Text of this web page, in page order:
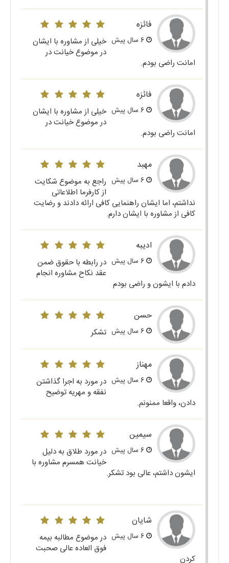
فائزه
خیلی از مشاوره با ایشان
در موضوع خیانت در
امانت راضی بودم.
فائزه
خیلی از مشاوره با ایشان
در موضوع خیانت در
امانت راضی بودم.
مهبد
راجع به موضوع شکایت
از کارفرما اطلاعاتی
نداشتم، اما ایشان راهنمایی کافی ارائه دادند و رضایت
کافی از مشاوره با ایشان دارم.
ادیبه
در رابطه با حقوق ضمن
عقد نکاح مشاوره انجام
دادم با ایشون و راضی بودم
حسن
تشکر
مهناز
در مورد به اجرا گذاشتن
نفقه و مهریه توضیح
دادن، واقعا ممنونم.
سیمین
در مورد طلاق به دلیل
خیانت همسرم مشاوره با
ایشون داشتم، عالی بود تشکر.
شایان
در موضوع مطالبه بیمه
فوق العاده عالی صحبت
کردن